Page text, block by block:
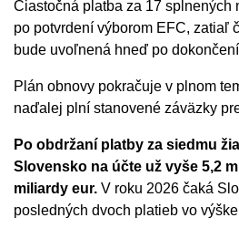
Čiastočná platba za 17 splnených
po potvrdení výborom EFC, zatiaľ
bude uvoľnená hneď po
Plán obnovy pokračuje v plnom
naďalej plní stanovené záväzky
Po obdržaní platby za siedmu
Slovensko na účte už vyše 5,2
miliardy eur. V roku 2026 čaká
posledných dvoch platieb vo